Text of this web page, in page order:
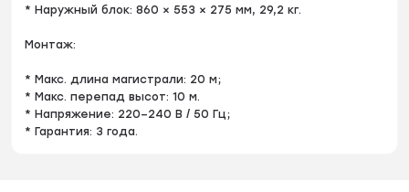
* Наружный блок: 860 × 553 × 275 мм, 29,2 кг.
Монтаж:
* Макс. длина магистрали: 20 м;
* Макс. перепад высот: 10 м.
* Напряжение: 220–240 В / 50 Гц;
* Гарантия: 3 года.